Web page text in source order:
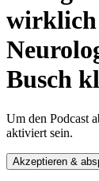
wirklich
Busch
Um den Podcast
aktiviert sein.
Akzeptieren &